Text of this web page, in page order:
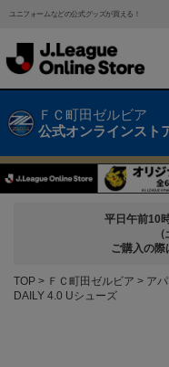
ユニフォームなどの公式グッズが買える！
ＦＣ町田ゼルビア
公式オンラインスト
平日午前10
ご購入の際
TOP ＦＣ町田ゼルビア ア
DAILY 4.0 Uシューズ